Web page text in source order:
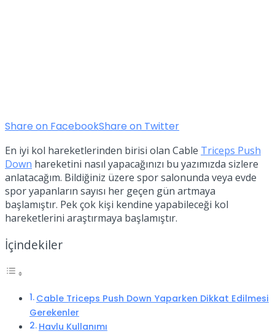
Share on FacebookShare on Twitter
En iyi kol hareketlerinden birisi olan Cable Triceps Push
Down hareketini nasıl yapacağınızı bu yazımızda sizlere
anlatacağım. Bildiğiniz üzere spor salonunda veya evde
spor yapanların sayısı her geçen gün artmaya
başlamıştır. Pek çok kişi kendine yapabileceği kol
hareketlerini araştırmaya başlamıştır.
İçindekiler
Cable Triceps Push Down Yaparken Dikkat Edilmesi
Gerekenler
Havlu Kullanımı